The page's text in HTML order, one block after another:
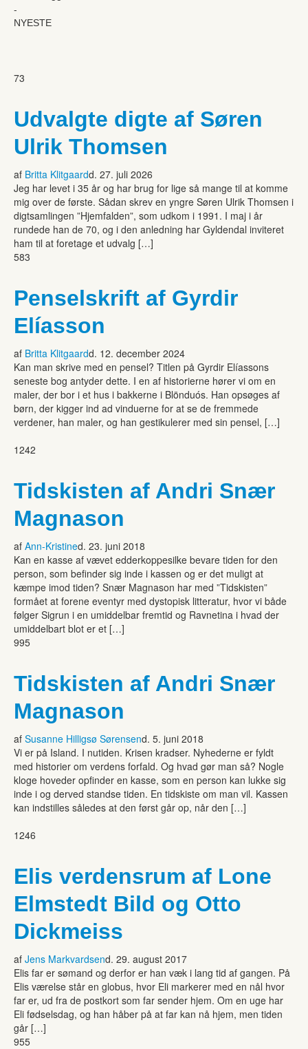
-
NYESTE
73
Udvalgte digte af Søren
Ulrik Thomsen
af Britta Klitgaardd. 27. juli 2026
Jeg har levet i 35 år og har brug for lige så mange til at komme
mig over de første. Sådan skrev en yngre Søren Ulrik Thomsen i
digtsamlingen ”Hjemfalden”, som udkom i 1991. I maj i år
rundede han de 70, og i den anledning har Gyldendal inviteret
ham til at foretage et udvalg […]
583
Penselskrift af Gyrdir
Elíasson
af Britta Klitgaardd. 12. december 2024
Kan man skrive med en pensel? Titlen på Gyrdir Elíassons
seneste bog antyder dette. I en af historierne hører vi om en
maler, der bor i et hus i bakkerne i Blönduós. Han opsøges af
børn, der kigger ind ad vinduerne for at se de fremmede
verdener, han maler, og han gestikulerer med sin pensel, […]
1242
Tidskisten af Andri Snær
Magnason
af Ann-Kristined. 23. juni 2018
Kan en kasse af vævet edderkoppesilke bevare tiden for den
person, som befinder sig inde i kassen og er det muligt at
kæmpe imod tiden? Snær Magnason har med ”Tidskisten”
formået at forene eventyr med dystopisk litteratur, hvor vi både
følger Sigrun i en umiddelbar fremtid og Ravnetina i hvad der
umiddelbart blot er et […]
995
Tidskisten af Andri Snær
Magnason
af Susanne Hilligsø Sørensend. 5. juni 2018
Vi er på Island. I nutiden. Krisen kradser. Nyhederne er fyldt
med historier om verdens forfald. Og hvad gør man så? Nogle
kloge hoveder opfinder en kasse, som en person kan lukke sig
inde i og derved standse tiden. En tidskiste om man vil. Kassen
kan indstilles således at den først går op, når den […]
1246
Elis verdensrum af Lone
Elmstedt Bild og Otto
Dickmeiss
af Jens Markvardsend. 29. august 2017
Elis far er sømand og derfor er han væk i lang tid af gangen. På
Elis værelse står en globus, hvor Eli markerer med en nål hvor
far er, ud fra de postkort som far sender hjem. Om en uge har
Eli fødselsdag, og han håber på at far kan nå hjem, men tiden
går […]
955